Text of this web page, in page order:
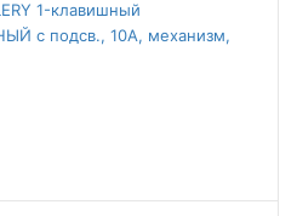
1-клавишный
с подсв., 10А, механизм,